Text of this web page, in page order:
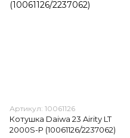
Артикул: 10061126
Котушка Daiwa 23 Airity LT
2000S-P (10061126/2237062)